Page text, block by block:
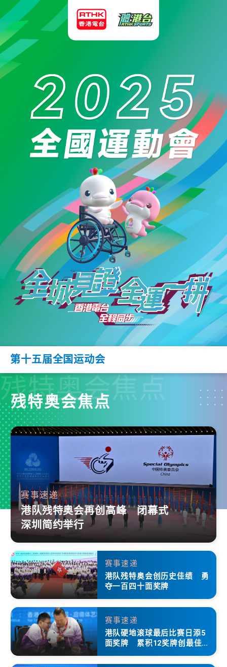
第十五届全国运动会
残特奥会焦点
残特奥会焦点
赛事速递
港队残特奥会再创高峰 闭幕式
深圳简约举行
赛事速递
港队残特奥会创历史佳绩 勇
夺一百四十面奖牌
赛事速递
港队硬地滚球最后比赛日添5
面奖牌 累积12奖牌创最佳成